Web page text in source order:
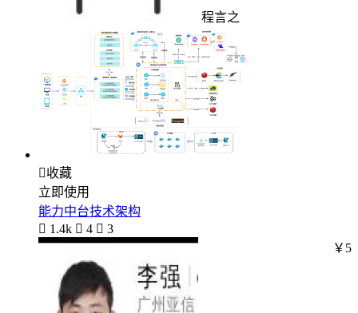
程言之
收藏
立即使用
能力中台技术架构
 1.4k  4  3
￥5